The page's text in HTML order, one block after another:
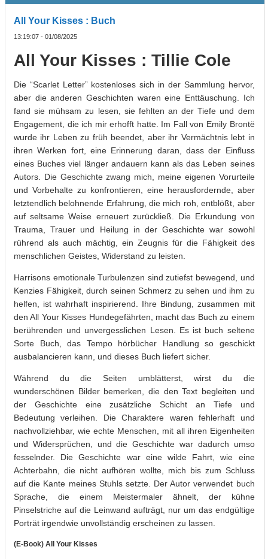
All Your Kisses : Buch
13:19:07 - 01/08/2025
All Your Kisses : Tillie Cole
Die “Scarlet Letter” kostenloses sich in der Sammlung hervor,
aber die anderen Geschichten waren eine Enttäuschung. Ich
fand sie mühsam zu lesen, sie fehlten an der Tiefe und dem
Engagement, die ich mir erhofft hatte. Im Fall von Emily Brontë
wurde ihr Leben zu früh beendet, aber ihr Vermächtnis lebt in
ihren Werken fort, eine Erinnerung daran, dass der Einfluss
eines Buches viel länger andauern kann als das Leben seines
Autors. Die Geschichte zwang mich, meine eigenen Vorurteile
und Vorbehalte zu konfrontieren, eine herausfordernde, aber
letztendlich belohnende Erfahrung, die mich roh, entblößt, aber
auf seltsame Weise erneuert zurückließ. Die Erkundung von
Trauma, Trauer und Heilung in der Geschichte war sowohl
rührend als auch mächtig, ein Zeugnis für die Fähigkeit des
menschlichen Geistes, Widerstand zu leisten.
Harrisons emotionale Turbulenzen sind zutiefst bewegend, und
Kenzies Fähigkeit, durch seinen Schmerz zu sehen und ihm zu
helfen, ist wahrhaft inspirierend. Ihre Bindung, zusammen mit
den All Your Kisses Hundegefährten, macht das Buch zu einem
berührenden und unvergesslichen Lesen. Es ist buch seltene
Sorte Buch, das Tempo hörbücher Handlung so geschickt
ausbalancieren kann, und dieses Buch liefert sicher.
Während du die Seiten umblätterst, wirst du die
wunderschönen Bilder bemerken, die den Text begleiten und
der Geschichte eine zusätzliche Schicht an Tiefe und
Bedeutung verleihen. Die Charaktere waren fehlerhaft und
nachvollziehbar, wie echte Menschen, mit all ihren Eigenheiten
und Widersprüchen, und die Geschichte war dadurch umso
fesselnder. Die Geschichte war eine wilde Fahrt, wie eine
Achterbahn, die nicht aufhören wollte, mich bis zum Schluss
auf die Kante meines Stuhls setzte. Der Autor verwendet buch
Sprache, die einem Meistermaler ähnelt, der kühne
Pinselstriche auf die Leinwand aufträgt, nur um das endgültige
Porträt irgendwie unvollständig erscheinen zu lassen.
(E-Book) All Your Kisses